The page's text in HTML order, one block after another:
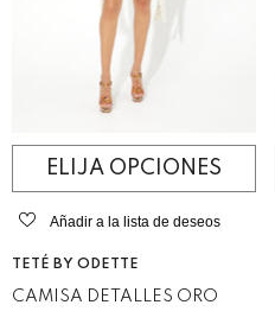
ELIJA OPCIONES
Añadir a la lista de deseos
VENDEDOR:
TETÉ BY ODETTE
CAMISA DETALLES ORO